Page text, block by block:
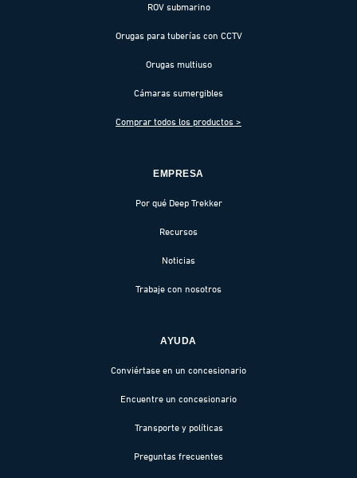
ROV submarino
Orugas para tuberías con CCTV
Orugas multiuso
Cámaras sumergibles
Comprar todos los productos >
EMPRESA
Por qué Deep Trekker
Recursos
Noticias
Trabaje con nosotros
AYUDA
Conviértase en un concesionario
Encuentre un concesionario
Transporte y políticas
Preguntas frecuentes